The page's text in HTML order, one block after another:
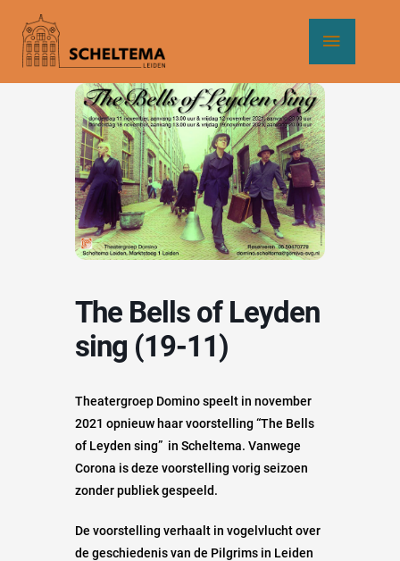
naar
inhoud
The Bells of Leyden
sing (19-11)
Theatergroep Domino speelt in november
2021 opnieuw haar voorstelling “The Bells
of Leyden sing” in Scheltema. Vanwege
Corona is deze voorstelling vorig seizoen
zonder publiek gespeeld.
De voorstelling verhaalt in vogelvlucht over
de geschiedenis van de Pilgrims in Leiden